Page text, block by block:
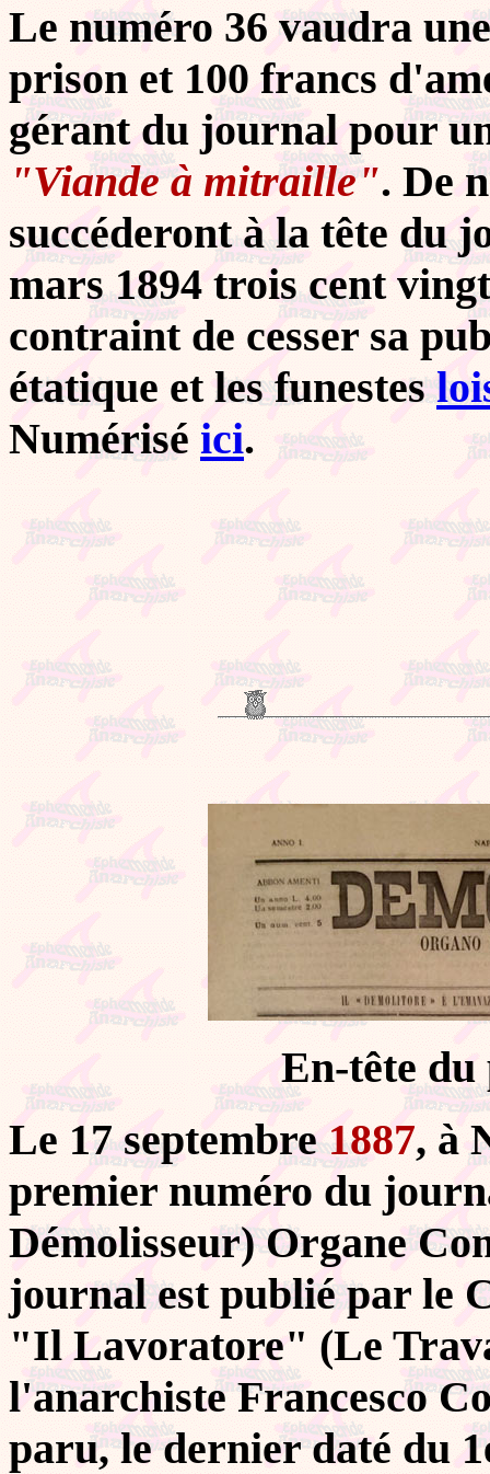
Le numéro 36 vaudra
prison et 100 francs
gérant du journal pour
"Viande à mitraille". De
succéderont à la tête du
mars 1894 trois cent
contraint de cesser sa
étatique et les funestes
Numérisé ici.
En-tête
Le 17 septembre1887, à
premier numéro du
Démolisseur) Organe
journal est publié par le
"Il Lavoratore" (Le
l'anarchiste Francesco
paru, le dernier daté du